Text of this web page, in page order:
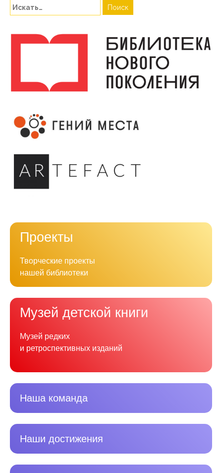
Проекты
Творческие проекты
нашей библиотеки
Музей детской книги
Музей редких
и ретроспективных изданий
Наша команда
Наши достижения